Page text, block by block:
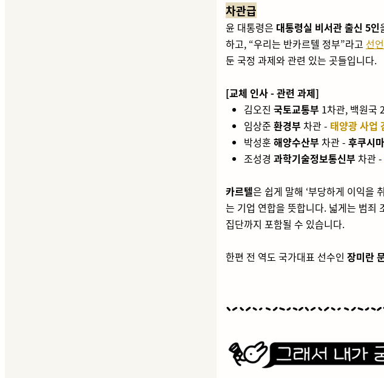
차관급
윤 대통령은 대통령실 비서관 출신 5인
하고, “우리는 반카르텔 정부”라고 선
둔 국정 과제와 관련 있는 곳들입니다.
[교체 인사 - 관련 과제]
김오진 국토교통부 1차관, 백원국
임상준 환경부 차관 - 태양광 사업
박성훈 해양수산부 차관 - 후쿠시
조성경 과학기술정보통신부 차관 -
카르텔은 쉽게 말해 ‘부당하게 이익을
는 기업 연합을 뜻합니다. 넓게는 범죄
집단까지 포함될 수 있습니다.
한편 전 역도 국가대표 선수인 장미란